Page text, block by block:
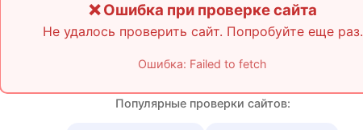
❌ Ошибка при проверке сайта
Не удалось проверить сайт. Попробуйте еще раз.
Ошибка: Failed to fetch
Популярные проверки сайтов: